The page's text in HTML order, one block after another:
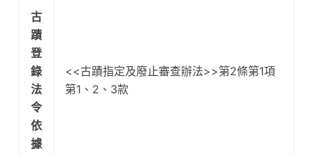
古
蹟
登
錄
法
令
依
據
<<古蹟指定及廢止審查辦法>>第2條第1項
第1、2、3款